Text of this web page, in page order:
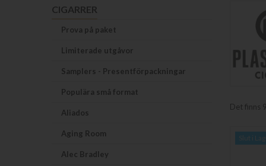
CIGARRER
Prova på paket
Limiterade utgåvor
Samplers - Presentförpackningar
Populära små format
Aliados
Aging Room
Alec Bradley
Det finns
Slut i